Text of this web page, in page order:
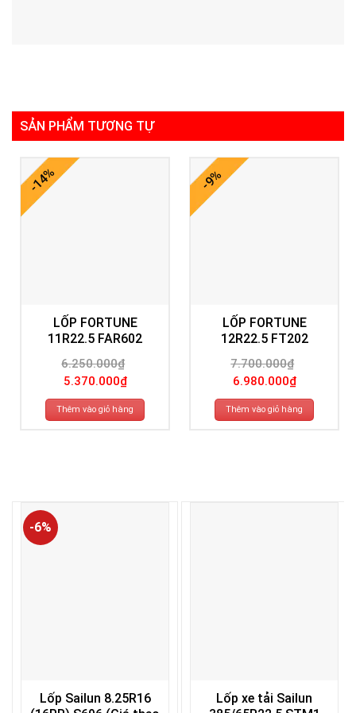
SẢN PHẨM TƯƠNG TỰ
-14%
LỐP FORTUNE
11R22.5 FAR602
6.250.000₫
Giá
gốc
là:
6.250.000₫.
5.370.000₫Giá
hiện
tại
là:
5.370.000₫.
Thêm vào giỏ hàng
-9%
LỐP FORTUNE
12R22.5 FT202
7.700.000₫
Giá
gốc
là:
7.700.000₫.
6.980.000₫Giá
hiện
tại
là:
6.980.000₫.
Thêm vào giỏ hàng
-6%
Lốp Sailun 8.25R16
Lốp xe tải Sailun